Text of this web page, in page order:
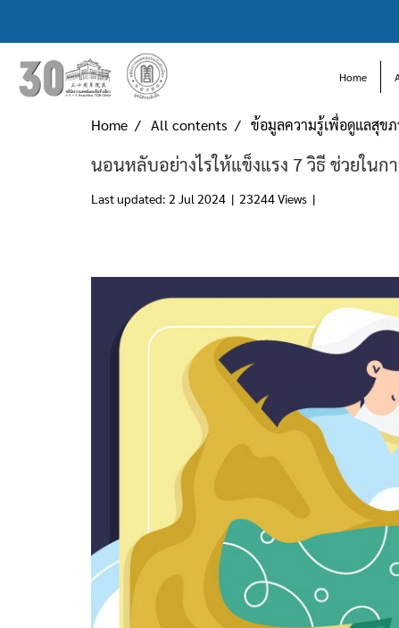
Home
Home All contents ข้อมูลความรู้เพื่อดูแลสุข
นอนหลับอย่างไรให้แข็งแรง 7 วิธี ช่วยใน
Last updated: 2 Jul 2024 | 23244 Views |